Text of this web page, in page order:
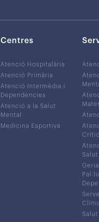
Centres
Atenció Hospitalària
Atenció Primària
Atenció Intermèdia i
Dependències
Atenció a la Salut
Mental
Medicina Esportiva